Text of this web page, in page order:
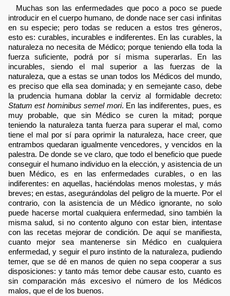
Muchas son las enfermedades que poco a poco se puede
introducir en el cuerpo humano, de donde nace ser casi infinitas
en su especie; pero todas se reducen a estos tres géneros,
esto es: curables, incurables e indiferentes. En las curables, la
naturaleza no necesita de Médico; porque teniendo ella toda la
fuerza suficiente, podrá por sí misma superarlas. En las
incurables, siendo el mal superior a las fuerzas de la
naturaleza, que a estas se unan todos los Médicos del mundo,
es preciso que ella sea dominada; y en semejante caso, debe
la prudencia humana doblar la cerviz al formidable decreto:
Statum est hominibus semel mori. En las indiferentes, pues, es
muy probable, que sin Médico se curen la mitad; porque
teniendo la naturaleza tanta fuerza para superar el mal, como
tiene el mal por sí para oprimir la naturaleza, hace creer, que
entrambos quedaran igualmente vencedores, y vencidos en la
palestra. De donde se ve claro, que todo el beneficio que puede
conseguir el humano individuo en la elección, y asistencia de un
buen Médico, es en las enfermedades curables, o en las
indiferentes: en aquellas, haciéndolas menos molestas, y más
breves; en estas, asegurándolas del peligro de la muerte. Por el
contrario, con la asistencia de un Médico ignorante, no solo
puede hacerse mortal cualquiera enfermedad, sino también la
misma salud, si no contento alguno con estar bien, intentase
con las recetas mejorar de condición. De aquí se manifiesta,
cuanto mejor sea mantenerse sin Médico en cualquiera
enfermedad, y seguir el puro instinto de la naturaleza, pudiendo
temer, que se dé en manos de quien no sepa cooperar a sus
disposiciones: y tanto más temor debe causar esto, cuanto es
sin comparación más excesivo el número de los Médicos
malos, que el de los buenos.